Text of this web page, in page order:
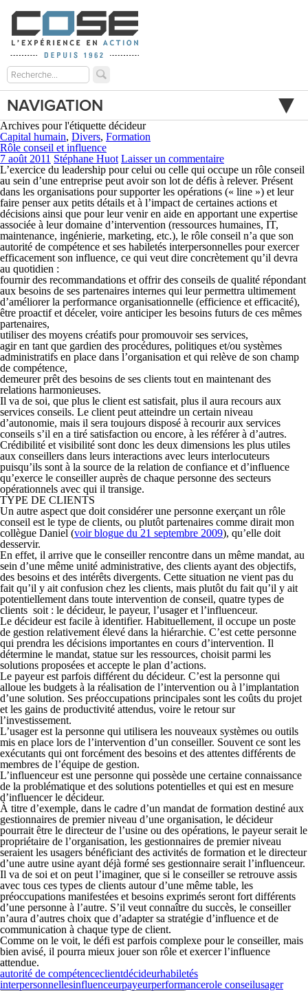
NAVIGATION
Archives pour l'étiquette décideur
Capital humain, Divers, Formation
Rôle conseil et influence
7 août 2011 Stéphane Huot Laisser un commentaire
L’exercice du leadership pour celui ou celle qui occupe un rôle conseil
au sein d’une entreprise peut avoir son lot de défis à relever. Présent
dans les organisations pour supporter les opérations (« line ») et leur
faire penser aux petits détails et à l’impact de certaines actions et
décisions ainsi que pour leur venir en aide en apportant une expertise
associée à leur domaine d’intervention (ressources humaines, IT,
maintenance, ingénierie, marketing, etc.), le rôle conseil n’a que son
autorité de compétence et ses habiletés interpersonnelles pour exercer
efficacement son influence, ce qui veut dire concrètement qu’il devra
au quotidien :
fournir des recommandations et offrir des conseils de qualité répondant
aux besoins de ses partenaires internes qui leur permettra ultimement
d’améliorer la performance organisationnelle (efficience et efficacité),
être proactif et déceler, voire anticiper les besoins futurs de ces mêmes
partenaires,
utiliser des moyens créatifs pour promouvoir ses services,
agir en tant que gardien des procédures, politiques et/ou systèmes
administratifs en place dans l’organisation et qui relève de son champ
de compétence,
demeurer prêt des besoins de ses clients tout en maintenant des
relations harmonieuses.
Il va de soi, que plus le client est satisfait, plus il aura recours aux
services conseils. Le client peut atteindre un certain niveau
d’autonomie, mais il sera toujours disposé à recourir aux services
conseils s’il en a tiré satis­faction ou encore, à les référer à d’autres.
Crédibilité et visibilité sont donc les deux dimensions les plus utiles
aux conseillers dans leurs interactions avec leurs interlocuteurs
puisqu’ils sont à la source de la relation de confiance et d’influence
qu’exerce le conseiller auprès de chaque personne des secteurs
opérationnels avec qui il transige.
TYPE DE CLIENTS
Un autre aspect que doit considérer une personne exerçant un rôle
conseil est le type de clients, ou plutôt partenaires comme dirait mon
collègue Daniel (voir blogue du 21 septembre 2009), qu’elle doit
desservir.
En effet, il arrive que le conseiller rencontre dans un même mandat, au
sein d’une même unité administrative, des clients ayant des objectifs,
des besoins et des intérêts divergents. Cette situation ne vient pas du
fait qu’il y ait confusion chez les clients, mais plutôt du fait qu’il y ait
potentiellement dans toute intervention de conseil, quatre types de
clients soit : le décideur, le payeur, l’usageret l’influenceur.
Le décideurest facile à identifier. Habituellement, il occupe un poste
de gestion relativement élevé dans la hiérarchie. C’est cette personne
qui prendra les décisions importantes en cours d’intervention. Il
détermine le mandat, statue sur les ressources, choisit parmi les
solutions proposées et accepte le plan d’actions.
Le payeurest parfois différent du décideur. C’est la personne qui
alloue les budgets à la réalisation de l’intervention ou à l’implantation
d’une solution. Ses préoccu­pations principales sont les coûts du projet
et les gains de productivité attendus, voire le retour sur
l’investissement.
L’usagerest la personne qui utilisera les nouveaux systèmes ou outils
mis en place lors de l’intervention d’un conseiller. Souvent ce sont les
exécutants qui ont forcément des besoins et des attentes différents de
membres de l’équipe de gestion.
L’influenceurest une personne qui possède une certaine connaissance
de la pro­blé­matique et des solutions potentielles et qui est en mesure
d’influencer le décideur.
À titre d’exemple, dans le cadre d’un mandat de formation destiné aux
gestionnaires de premier niveau d’une organisation, le décideur
pourrait être le directeur de l’usine ou des opérations, le payeur serait le
propriétaire de l’organisation, les gestionnaires de premier niveau
seraient les usagers bénéficiant des activités de formation et le directeur
d’une autre usine ayant déjà formé ses gestionnaire serait l’influenceur.
Il va de soi et on peut l’imaginer, que si le conseiller se retrouve assis
avec tous ces types de clients autour d’une même table, les
préoccupations manifestées et besoins exprimés seront fort différents
d’une personne à l’autre. S’il veut connaître du succès, le conseiller
n’aura d’autres choix que d’adapter sa stratégie d’influence et de
communication à chaque type de client.
Comme on le voit, le défi est parfois complexe pour le conseiller, mais
bien avisé, il pourra mieux jouer son rôle et exercer l’influence
attendue.
autorité de compétenceclientdécideurhabiletés
interpersonnellesinfluenceurpayeurperformancerole conseilusager